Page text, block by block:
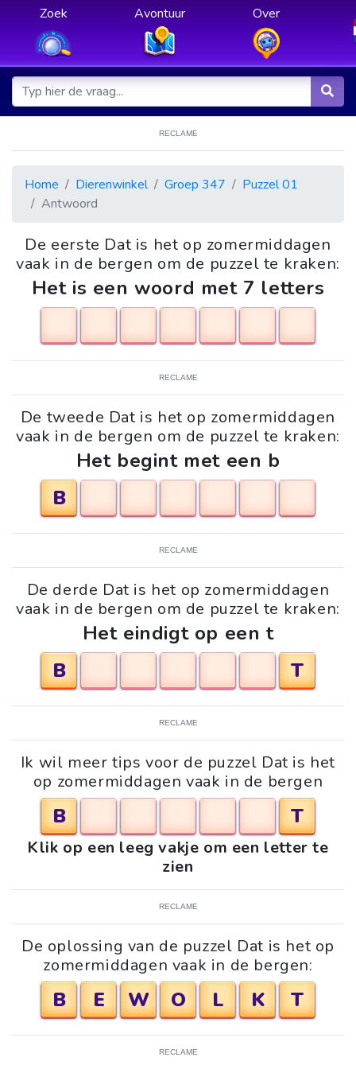
Zoek Avontuur Over
RECLAME
Home Dierenwinkel Groep 347
Puzzel 01
Antwoord
De eerste Dat is het op zomermiddagen
vaak in de bergen om de puzzel te kraken:
Het is een woord met 7 letters
RECLAME
De tweede Dat is het op zomermiddagen
vaak in de bergen om de puzzel te kraken:
Het begint met een b
B
RECLAME
De derde Dat is het op zomermiddagen
vaak in de bergen om de puzzel te kraken:
Het eindigt op een t
B
T
RECLAME
Ik wil meer tips voor de puzzel Dat is het
op zomermiddagen vaak in de bergen
B T
Klik op een leeg vakje om een letter te
zien
RECLAME
De oplossing van de puzzel Dat is het op
zomermiddagen vaak in de bergen:
B E W O L K T
RECLAME